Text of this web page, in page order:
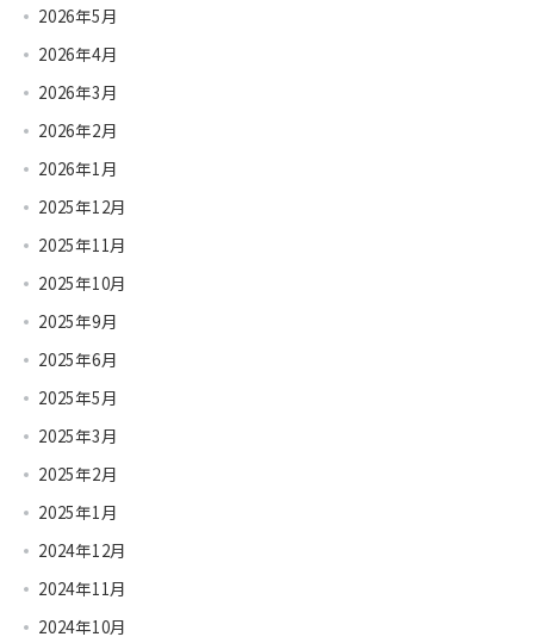
2026年5月
2026年4月
2026年3月
2026年2月
2026年1月
2025年12月
2025年11月
2025年10月
2025年9月
2025年6月
2025年5月
2025年3月
2025年2月
2025年1月
2024年12月
2024年11月
2024年10月